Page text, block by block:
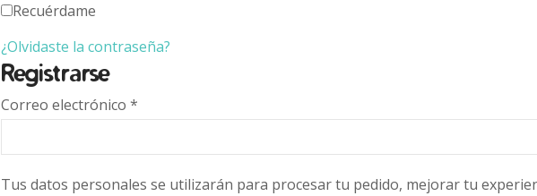
Recuérdame
¿Olvidaste la contraseña?
Registrarse
Correo electrónico *
Tus datos personales se utilizarán para procesar tu pedido, mejorar tu